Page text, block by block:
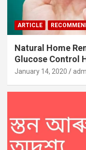
ARTICLE
Natural Home
Glucose Control
January 14, 2020